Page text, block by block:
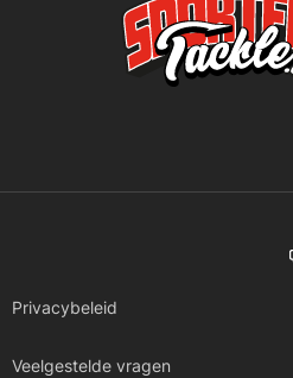
Privacybeleid
Veelgestelde vragen